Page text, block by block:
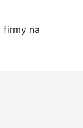
firmy na